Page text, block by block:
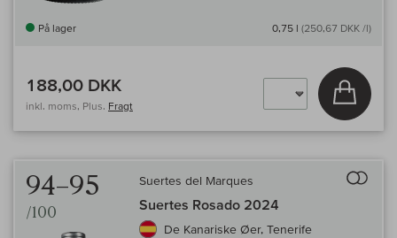
På lager 0,75 l (250,67 DKK /l)
188,00 DKK
inkl. moms, Plus. Fragt
Læg i
94–95
/100
Suertes del Marques
Suertes Rosado 2024
De Kanariske Øer, Tenerife